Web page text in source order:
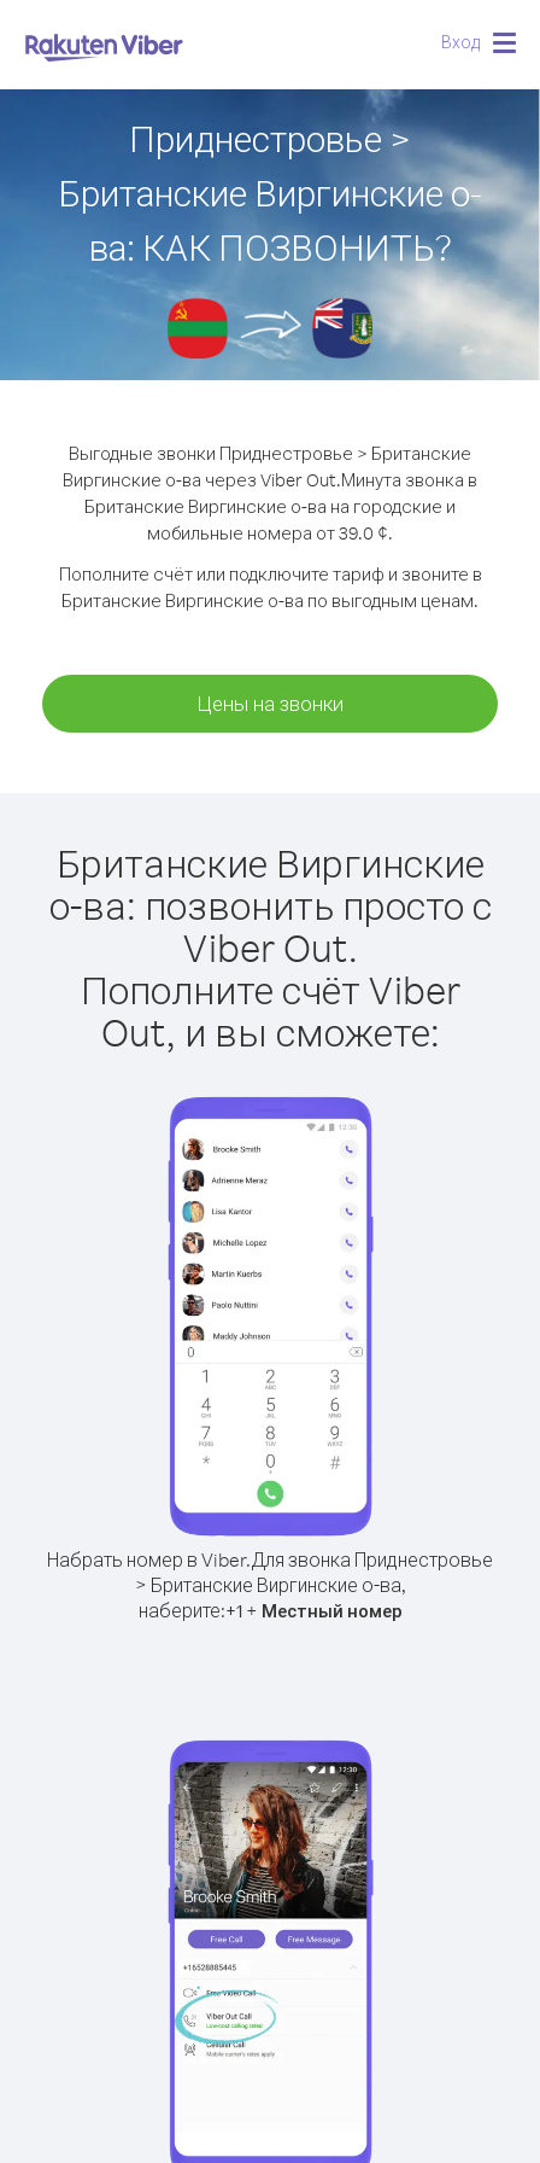
Вход
Приднестровье >
Британские Виргинские о-
ва: КАК ПОЗВОНИТЬ?
Выгодные звонки Приднестровье > Британские
Виргинские о-ва через Viber Out.Минута звонка в
Британские Виргинские о-ва на городские и
мобильные номера от 39.0 ¢.
Пополните счёт или подключите тариф и звоните в
Британские Виргинские о-ва по выгодным ценам.
Цены на звонки
Британские Виргинские
о-ва: позвонить просто с
Viber Out.
Пополните счёт Viber
Out, и вы сможете:
Набрать номер в Viber.Для звонка Приднестровье
> Британские Виргинские о-ва,
наберите:+1+ Местный номер